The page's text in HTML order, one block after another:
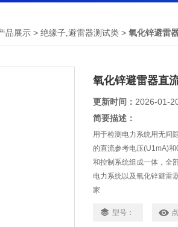
品展示 > 绝缘子,避雷器测试类 > 氧化锌避雷
氧化锌避雷器直
更新时间： 2026-01-
简要描述：
用于检测电力系统用无间
的直流参考电压(U1mA)
和控制系统组成一体，全
电力系统以及氧化锌避雷
家
型号：